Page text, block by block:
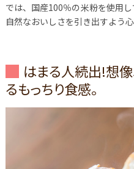
では、国産100％の米粉を使用し
自然なおいしさを引き出すよう心
はまる人続出!想
るもっちり食感。